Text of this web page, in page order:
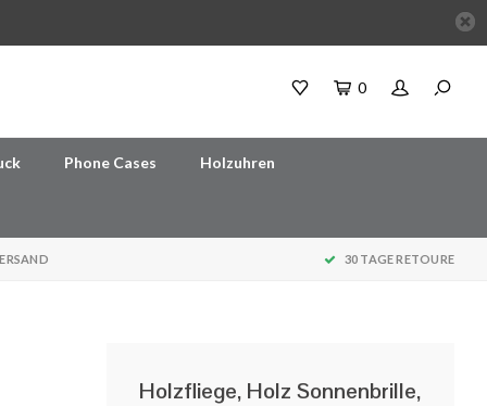
0
Phone Cases Holzuhren
30 TAGE RETOURE
Holzfliege, Holz Sonnenbrille,